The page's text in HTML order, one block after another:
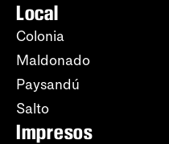
Local
Colonia
Maldonado
Paysandú
Salto
Impresos